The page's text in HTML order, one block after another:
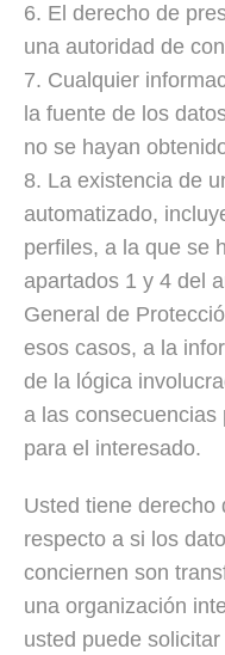
6. El derecho de
una autoridad de
7. Cualquier
la fuente de los
no se hayan
8. La existencia de
automatizado,
perfiles, a la que se
apartados 1 y 4 del
General de
esos casos, a la
de la lógica
a las
para el interesado.
Usted tiene derecho
respecto a si los
conciernen son
una organización
usted puede